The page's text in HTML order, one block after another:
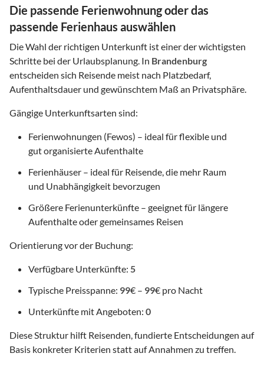
Die passende Ferienwohnung oder das
passende Ferienhaus auswählen
Die Wahl der richtigen Unterkunft ist einer der wichtigsten
Schritte bei der Urlaubsplanung. In Brandenburg
entscheiden sich Reisende meist nach Platzbedarf,
Aufenthaltsdauer und gewünschtem Maß an Privatsphäre.
Gängige Unterkunftsarten sind:
Ferienwohnungen (Fewos) – ideal für flexible und
gut organisierte Aufenthalte
Ferienhäuser – ideal für Reisende, die mehr Raum
und Unabhängigkeit bevorzugen
Größere Ferienunterkünfte – geeignet für längere
Aufenthalte oder gemeinsames Reisen
Orientierung vor der Buchung:
Verfügbare Unterkünfte: 5
Typische Preisspanne: 99€ – 99€ pro Nacht
Unterkünfte mit Angeboten: 0
Diese Struktur hilft Reisenden, fundierte Entscheidungen auf
Basis konkreter Kriterien statt auf Annahmen zu treffen.